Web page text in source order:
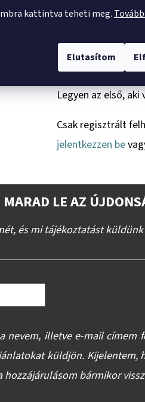
kattintva teheti meg.
Elutasítom
Legyen az első,
Csak regisztrált
jelentkezzen be
LE AZ
és mi tájékoztatást
nevem, illetve e-mail címem
küldjön. Kijelentem,
hozzájárulásom bármikor